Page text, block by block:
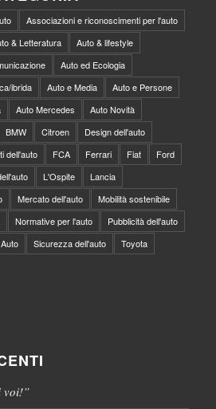
Associazioni e riconoscimenti per l'auto
& Letteratura
Auto & lifestyle
Auto ed Ecologia
ibrida Auto e Media
Auto e Persone
Auto Mercedes
Auto Novità
BMW Citroen
Design dell'auto
dell'auto FCA Ferrari Fiat
Ford
L'Ospite
Lancia
Mercato dell'auto
Mobilità sostenibile
Normative per l'auto
Pubblicità dell'auto
Sicurezza dell'auto
Toyota
voi!”